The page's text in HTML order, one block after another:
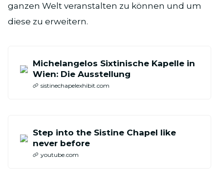
ganzen Welt veranstalten zu können und um
diese zu erweitern.
Michelangelos Sixtinische Kapelle in
Wien: Die Ausstellung
sistinechapelexhibit.com
Step into the Sistine Chapel like
never before
youtube.com